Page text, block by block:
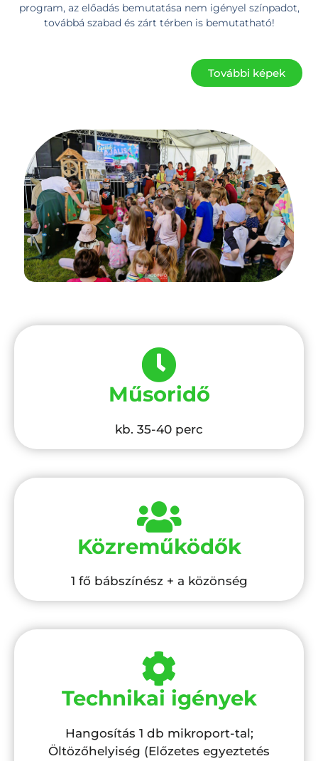
program, az előadás bemutatása nem igényel színpadot,
továbbá szabad és zárt térben is bemutatható!
További képek
Műsoridő
kb. 35-40 perc
Közreműködők
1 fő bábszínész + a közönség
Technikai igények
Hangosítás 1 db mikroport-tal;
Öltözőhelyiség (Előzetes egyeztetés